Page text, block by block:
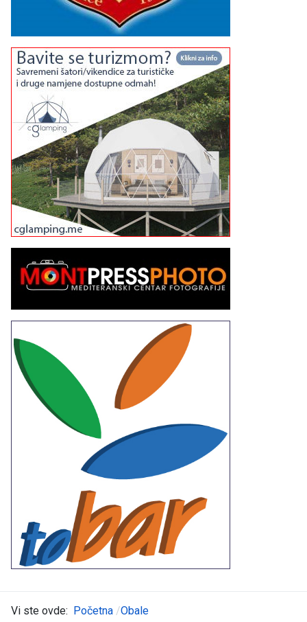
Vi ste ovde: Početna Obale